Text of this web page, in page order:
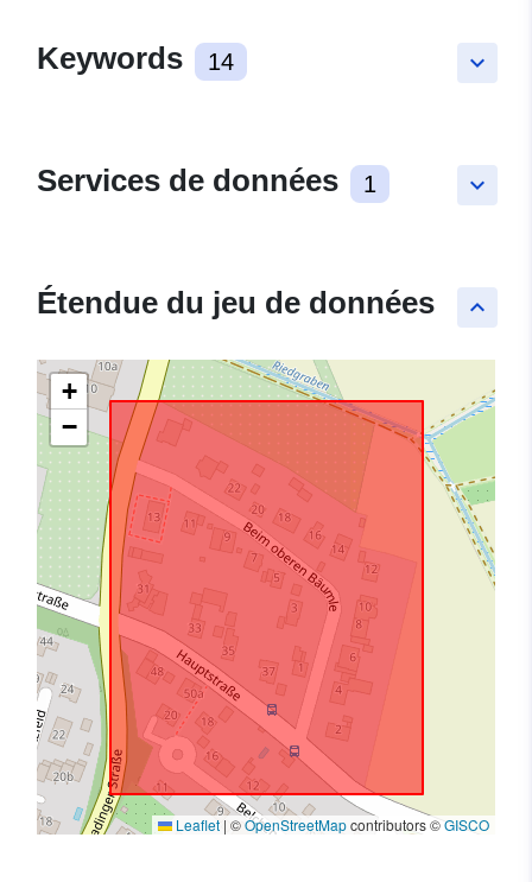
keyboard_arrow_down
Keywords 14
keyboard_arrow_down
Services de données 1
keyboard_arrow_up
Étendue du jeu de données
+
−
Leaflet | ©OpenStreetMapcontributors ©GISCO